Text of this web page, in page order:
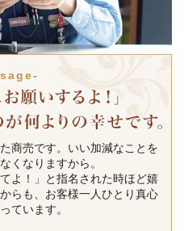
商売です。いい加減なことを
くなりますから。
よ！」と指名された時ほど嬉
らも、お客様一人ひとり真心
ています。